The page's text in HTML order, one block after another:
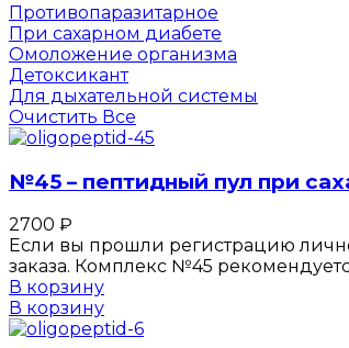
Противопаразитарное
При сахарном диабете
Омоложение организма
Детоксикант
Для дыхательной системы
Очистить Все
№45 – пептидный пул при
2700 ₽
Если вы прошли регистрацию
заказа. Комплекс №45
В корзину
В корзину